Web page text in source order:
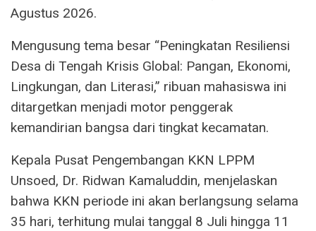
Agustus 2026.
Mengusung tema besar “Peningkatan Resiliensi
Desa di Tengah Krisis Global: Pangan, Ekonomi,
Lingkungan, dan Literasi,” ribuan mahasiswa ini
ditargetkan menjadi motor penggerak
kemandirian bangsa dari tingkat kecamatan.
Kepala Pusat Pengembangan KKN LPPM
Unsoed, Dr. Ridwan Kamaluddin, menjelaskan
bahwa KKN periode ini akan berlangsung selama
35 hari, terhitung mulai tanggal 8 Juli hingga 11